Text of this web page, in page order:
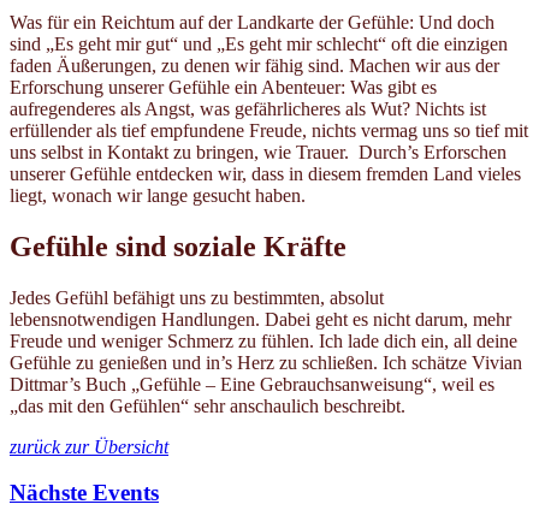
Was für ein Reichtum auf der Landkarte der Gefühle: Und doch
sind „Es geht mir gut“ und „Es geht mir schlecht“ oft die einzigen
faden Äußerungen, zu denen wir fähig sind. Machen wir aus der
Erforschung unserer Gefühle ein Abenteuer: Was gibt es
aufregenderes als Angst, was gefährlicheres als Wut? Nichts ist
erfüllender als tief empfundene Freude, nichts vermag uns so tief mit
uns selbst in Kontakt zu bringen, wie Trauer. Durch’s Erforschen
unserer Gefühle entdecken wir, dass in diesem fremden Land vieles
liegt, wonach wir lange gesucht haben.
Gefühle sind soziale Kräfte
Jedes Gefühl befähigt uns zu bestimmten, absolut
lebensnotwendigen Handlungen. Dabei geht es nicht darum, mehr
Freude und weniger Schmerz zu fühlen. Ich lade dich ein, all deine
Gefühle zu genießen und in’s Herz zu schließen. Ich schätze Vivian
Dittmar’s Buch „Gefühle – Eine Gebrauchsanweisung“, weil es
„das mit den Gefühlen“ sehr anschaulich beschreibt.
zurück zur Übersicht
Nächste Events